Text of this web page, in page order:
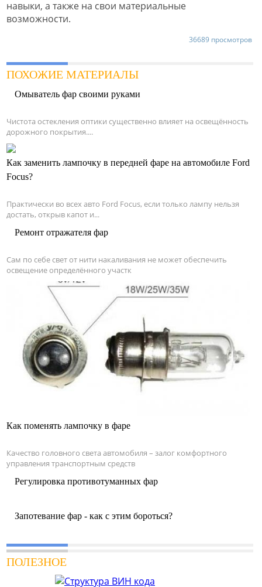
навыки, а также на свои материальные
возможности.
36689 просмотров
ПОХОЖИЕ МАТЕРИАЛЫ
Омыватель фар своими руками
Чистота остекления оптики существенно влияет на освещённость
дорожного покрытия....
Как заменить лампочку в передней фаре на автомобиле Ford
Focus?
Практически во всех авто Ford Focus, если только лампу нельзя
достать, открыв капот и...
Ремонт отражателя фар
Сам по себе свет от нити накаливания не может обеспечить
освещение определённого участк
Как поменять лампочку в фаре
Качество головного света автомобиля – залог комфортного
управления транспортным средств
Регулировка противотуманных фар
Запотевание фар - как с этим бороться?
ПОЛЕЗНОЕ